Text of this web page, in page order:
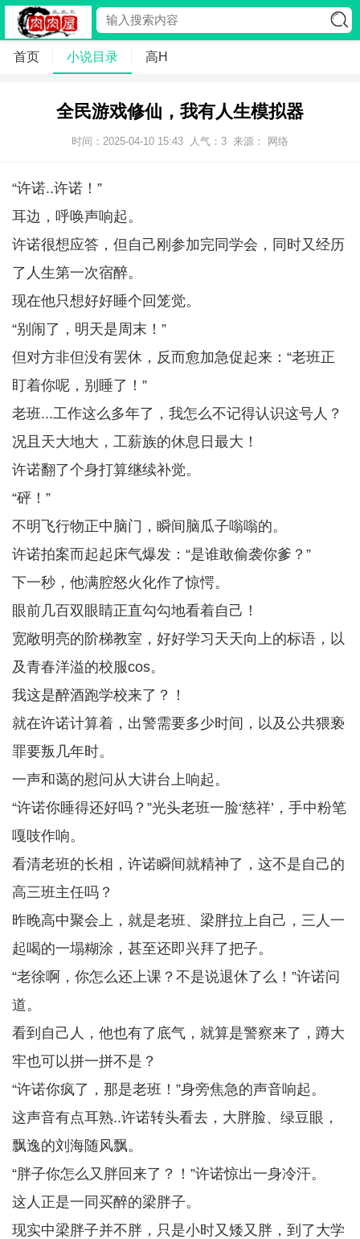
首页 小说目录 高H
全民游戏修仙，我有人生模拟器
时间：2025-04-10 15:43 人气： 3 来源： 网络
“许诺..许诺！”
耳边，呼唤声响起。
许诺很想应答，但自己刚参加完同学会，同时又经历
了人生第一次宿醉。
现在他只想好好睡个回笼觉。
“别闹了，明天是周末！”
但对方非但没有罢休，反而愈加急促起来：“老班正
盯着你呢，别睡了！”
老班...工作这么多年了，我怎么不记得认识这号人？
况且天大地大，工薪族的休息日最大！
许诺翻了个身打算继续补觉。
“砰！”
不明飞行物正中脑门，瞬间脑瓜子嗡嗡的。
许诺拍案而起起床气爆发：“是谁敢偷袭你爹？”
下一秒，他满腔怒火化作了惊愕。
眼前几百双眼睛正直勾勾地看着自己！
宽敞明亮的阶梯教室，好好学习天天向上的标语，以
及青春洋溢的校服cos。
我这是醉酒跑学校来了？！
就在许诺计算着，出警需要多少时间，以及公共猥亵
罪要叛几年时。
一声和蔼的慰问从大讲台上响起。
“许诺你睡得还好吗？”光头老班一脸‘慈祥’，手中粉笔
嘎吱作响。
看清老班的长相，许诺瞬间就精神了，这不是自己的
高三班主任吗？
昨晚高中聚会上，就是老班、梁胖拉上自己，三人一
起喝的一塌糊涂，甚至还即兴拜了把子。
“老徐啊，你怎么还上课？不是说退休了么！”许诺问
道。
看到自己人，他也有了底气，就算是警察来了，蹲大
牢也可以拼一拼不是？
“许诺你疯了，那是老班！”身旁焦急的声音响起。
这声音有点耳熟..许诺转头看去，大胖脸、绿豆眼，
飘逸的刘海随风飘。
“胖子你怎么又胖回来了？！”许诺惊出一身冷汗。
这人正是一同买醉的梁胖子。
现实中梁胖子并不胖，只是小时又矮又胖，到了大学